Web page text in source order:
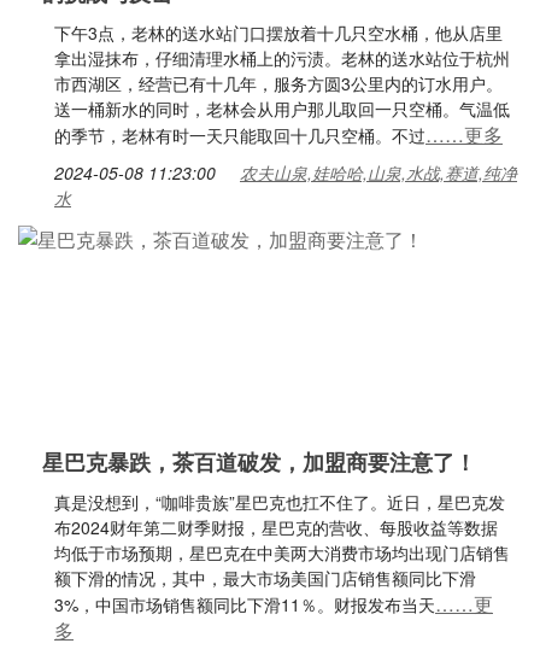
下午3点，老林的送水站门口摆放着十几只空水桶，他从店里
拿出湿抹布，仔细清理水桶上的污渍。老林的送水站位于杭州
市西湖区，经营已有十几年，服务方圆3公里内的订水用户。
送一桶新水的同时，老林会从用户那儿取回一只空桶。气温低
的季节，老林有时一天只能取回十几只空桶。不过……更多
2024-05-08 11:23:00
农夫山泉,娃哈哈,山泉,水战,赛道,纯净
水
星巴克暴跌，茶百道破发，加盟商要注意了！
真是没想到，“咖啡贵族”星巴克也扛不住了。近日，星巴克发
布2024财年第二财季财报，星巴克的营收、每股收益等数据
均低于市场预期，星巴克在中美两大消费市场均出现门店销售
额下滑的情况，其中，最大市场美国门店销售额同比下滑
3%，中国市场销售额同比下滑11％。财报发布当天……更
多